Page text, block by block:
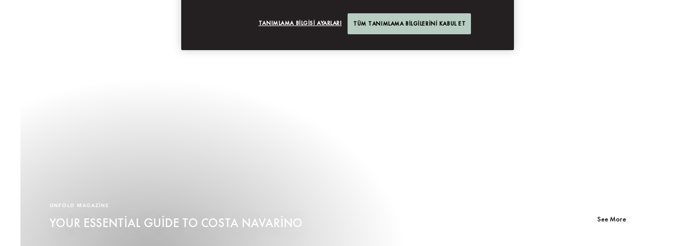
UNFOLD MAGAZINE
YOUR ESSENTIAL GUIDE TO COSTA NAVARINO See More
TANIMLAMA BILGISI AYARLARI TÜM TANIMLAMA BILGILERINI KABUL ET